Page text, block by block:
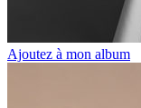
Ajoutez à mon album